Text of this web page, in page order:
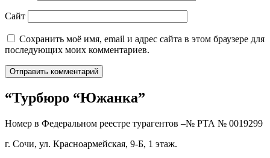
Сайт
Сохранить моё имя, email и адрес сайта в этом браузере для
последующих моих комментариев.
“Турбюро “Южанка”
Номер в Федеральном реестре турагентов –№ РТА № 0019299
г. Сочи, ул. Красноармейская, 9-Б, 1 этаж.